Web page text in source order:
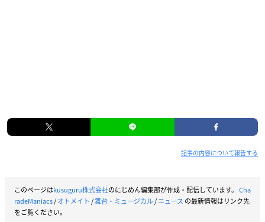
記事の内容について報告する
このページはkusuguru株式会社のにじめん編集部が作成・配信しています。 Cha
radeManiacs/オトメイト /舞台・ミュージカル/ニュース の最新情報はリンク先
をご覧ください。